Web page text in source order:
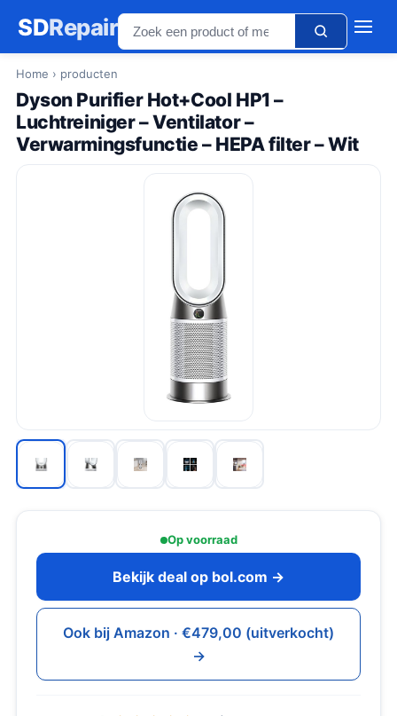
SDRepair
Home › producten
Dyson Purifier Hot+Cool HP1 –
Luchtreiniger – Ventilator –
Verwarmingsfunctie – HEPA filter – Wit
Op voorraad
Bekijk deal op bol.com →
Ook bij Amazon · €479,00 (uitverkocht)
→